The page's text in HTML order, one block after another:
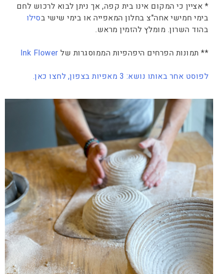
* אציין כי המקום אינו בית קפה, אך ניתן לבוא לרכוש לחם
בימי חמישי אחה"צ בחלון המאפייה או בימי שישי בסילו
בהוד השרון. מומלץ להזמין מראש.
** תמונות הפרחים היפהפיות הממוסגרות של Ink Flower
לפוסט אחר באותו נושא: 3 מאפיות בצפון, לחצו כאן.